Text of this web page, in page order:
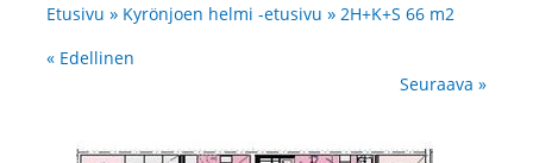
Etusivu » Kyrönjoen helmi -etusivu » 2H+K+S 66 m2
« Edellinen
Seuraava »